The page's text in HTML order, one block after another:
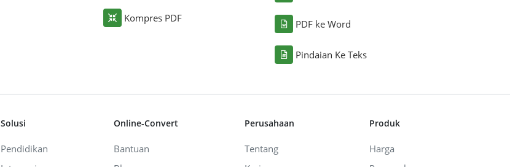
Kompres PDF PDF ke Word
Pindaian Ke Teks
Solusi
Pendidikan
Online-Convert
Bantuan
Perusahaan
Tentang
Produk
Harga